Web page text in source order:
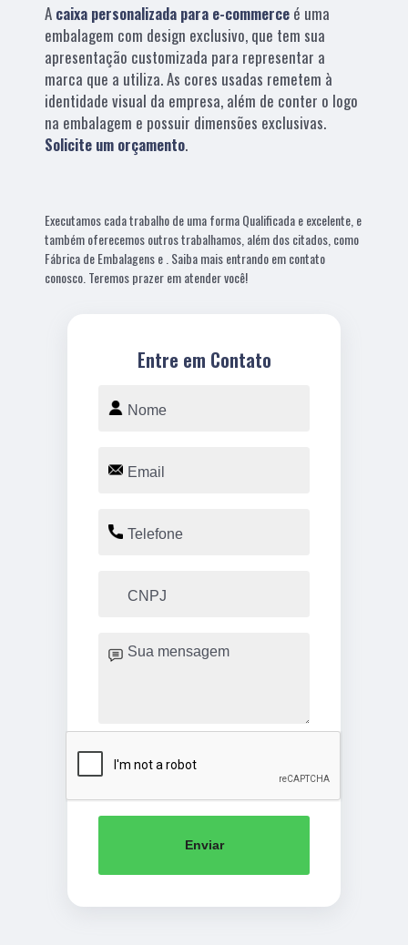
A caixa personalizada para e-commerce é uma
embalagem com design exclusivo, que tem sua
apresentação customizada para representar a
marca que a utiliza. As cores usadas remetem à
identidade visual da empresa, além de conter o logo
na embalagem e possuir dimensões exclusivas.
Solicite um orçamento.
Executamos cada trabalho de uma forma Qualificada e excelente, e
também oferecemos outros trabalhamos, além dos citados, como
Fábrica de Embalagens e . Saiba mais entrando em contato
conosco. Teremos prazer em atender você!
Entre em Contato
Enviar